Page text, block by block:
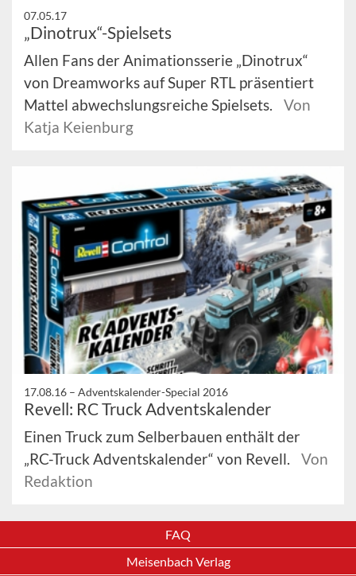
07.05.17
„Dinotrux“-Spielsets
Allen Fans der Animationsserie „Dinotrux“
von Dreamworks auf Super RTL präsentiert
Mattel abwechslungsreiche Spielsets.
Von
Katja Keienburg
17.08.16 – Adventskalender-Special 2016
Revell: RC Truck Adventskalender
Einen Truck zum Selberbauen enthält der
„RC-Truck Adventskalender“ von Revell.
Von
Redaktion
FAQ
Meisenbach Verlag